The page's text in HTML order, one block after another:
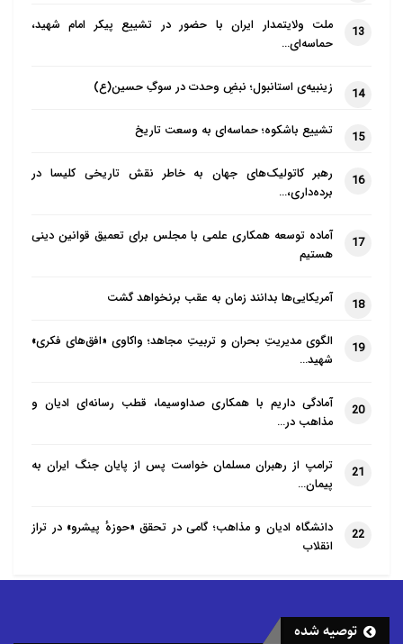
13
ملت ولایتمدار ایران با حضور در تشییع پیکر امام شهید،
حماسه‌ای…
14 زینبیه‌ی استانبول؛ نبضِ وحدت در سوگِ حسین(ع)
15 تشییع باشکوه؛ حماسه‌ای به وسعت تاریخ
16
رهبر کاتولیک‌های جهان به خاطر نقش تاریخی کلیسا در
برده‌داری،…
17
آماده توسعه همکاری علمی با مجلس برای تعمیق قوانین دینی
هستیم
18 آمریکایی‌ها بدانند زمان به عقب برنخواهد گشت
19
الگوی مدیریتِ بحران و تربیتِ مجاهد؛ واکاوی «افق‌های فکری»
شهید…
20
آمادگی داریم با همکاری صداوسیما، قطب رسانه‌ای ادیان و
مذاهب در…
21
ترامپ از رهبران مسلمان خواست پس از پایان جنگ ایران به
پیمان…
22
دانشگاه ادیان و مذاهب؛ گامی در تحقق «حوزهٔ پیشرو» در تراز
انقلاب
توصیه شده